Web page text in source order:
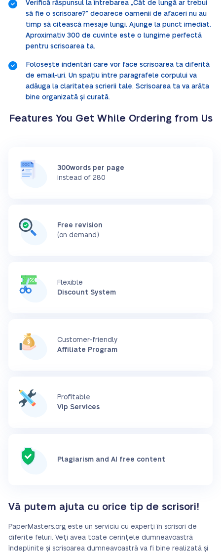
Verifică răspunsul la întrebarea „Cât de lungă ar trebui
să fie o scrisoare?” deoarece oamenii de afaceri nu au
timp să citească mesaje lungi. Ajunge la punct imediat.
Aproximativ 300 de cuvinte este o lungime perfectă
pentru scrisoarea ta.
Folosește indentări care vor face scrisoarea ta diferită
de email-uri. Un spațiu între paragrafele corpului va
adăuga la claritatea scrierii tale. Scrisoarea ta va arăta
bine organizată și curată.
Features You Get While Ordering from Us
300words per page
instead of 280
Free revision
(on demand)
Flexible
Discount System
Customer-friendly
Affiliate Program
Profitable
Vip Services
Plagiarism and AI free content
Vă putem ajuta cu orice tip de scrisori!
PaperMasters.org este un serviciu cu experți în scrisori de
diferite feluri. Veți avea toate cerințele dumneavoastră
îndeplinite și scrisoarea dumneavoastră va fi bine realizată și